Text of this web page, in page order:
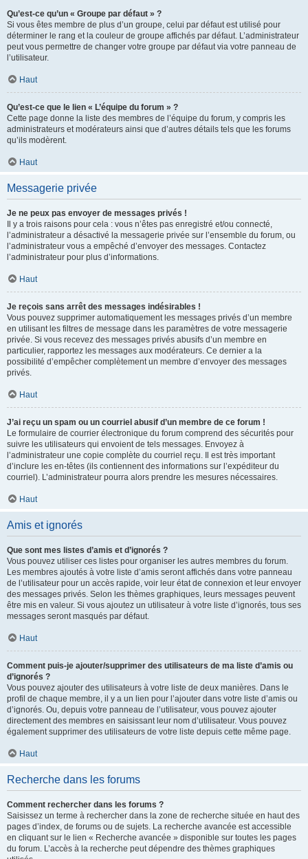
Qu’est-ce qu’un « Groupe par défaut » ?
Si vous êtes membre de plus d’un groupe, celui par défaut est utilisé pour
déterminer le rang et la couleur de groupe affichés par défaut. L’administrateur
peut vous permettre de changer votre groupe par défaut via votre panneau de
l’utilisateur.
Haut
Qu’est-ce que le lien « L’équipe du forum » ?
Cette page donne la liste des membres de l’équipe du forum, y compris les
administrateurs et modérateurs ainsi que d’autres détails tels que les forums
qu’ils modèrent.
Haut
Messagerie privée
Je ne peux pas envoyer de messages privés !
Il y a trois raisons pour cela : vous n’êtes pas enregistré et/ou connecté,
l’administrateur a désactivé la messagerie privée sur l’ensemble du forum, ou
l’administrateur vous a empêché d’envoyer des messages. Contactez
l’administrateur pour plus d’informations.
Haut
Je reçois sans arrêt des messages indésirables !
Vous pouvez supprimer automatiquement les messages privés d’un membre
en utilisant les filtres de message dans les paramètres de votre messagerie
privée. Si vous recevez des messages privés abusifs d’un membre en
particulier, rapportez les messages aux modérateurs. Ce dernier a la
possibilité d’empêcher complètement un membre d’envoyer des messages
privés.
Haut
J’ai reçu un spam ou un courriel abusif d’un membre de ce forum !
Le formulaire de courrier électronique du forum comprend des sécurités pour
suivre les utilisateurs qui envoient de tels messages. Envoyez à
l’administrateur une copie complète du courriel reçu. Il est très important
d’inclure les en-têtes (ils contiennent des informations sur l’expéditeur du
courriel). L’administrateur pourra alors prendre les mesures nécessaires.
Haut
Amis et ignorés
Que sont mes listes d’amis et d’ignorés ?
Vous pouvez utiliser ces listes pour organiser les autres membres du forum.
Les membres ajoutés à votre liste d’amis seront affichés dans votre panneau
de l’utilisateur pour un accès rapide, voir leur état de connexion et leur envoyer
des messages privés. Selon les thèmes graphiques, leurs messages peuvent
être mis en valeur. Si vous ajoutez un utilisateur à votre liste d’ignorés, tous ses
messages seront masqués par défaut.
Haut
Comment puis-je ajouter/supprimer des utilisateurs de ma liste d’amis ou
d’ignorés ?
Vous pouvez ajouter des utilisateurs à votre liste de deux manières. Dans le
profil de chaque membre, il y a un lien pour l’ajouter dans votre liste d’amis ou
d’ignorés. Ou, depuis votre panneau de l’utilisateur, vous pouvez ajouter
directement des membres en saisissant leur nom d’utilisateur. Vous pouvez
également supprimer des utilisateurs de votre liste depuis cette même page.
Haut
Recherche dans les forums
Comment rechercher dans les forums ?
Saisissez un terme à rechercher dans la zone de recherche située en haut des
pages d’index, de forums ou de sujets. La recherche avancée est accessible
en cliquant sur le lien « Recherche avancée » disponible sur toutes les pages
du forum. L’accès à la recherche peut dépendre des thèmes graphiques